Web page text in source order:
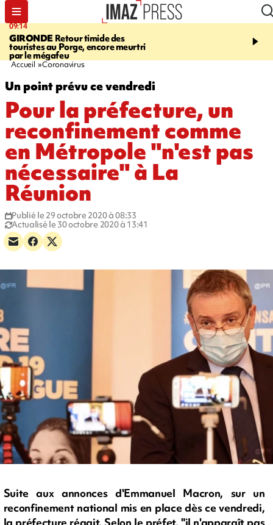
09:14
GIRONDE Retour timide des
touristes au Porge, encore meurtri
par le mégafeu
13:09
Des
font cinq morts en
Accueil Coronavirus
Un point prévu ce vendredi
Pour la préfecture, un
reconfinement comme
en Métropole "n'est pas
nécessaire" à La
Réunion
Publié le 29 octobre 2020 à 08:33
Actualisé le 30 octobre 2020 à 13:41
Suite aux annonces d'Emmanuel Macron, sur un
reconfinement national mis en place dès ce vendredi,